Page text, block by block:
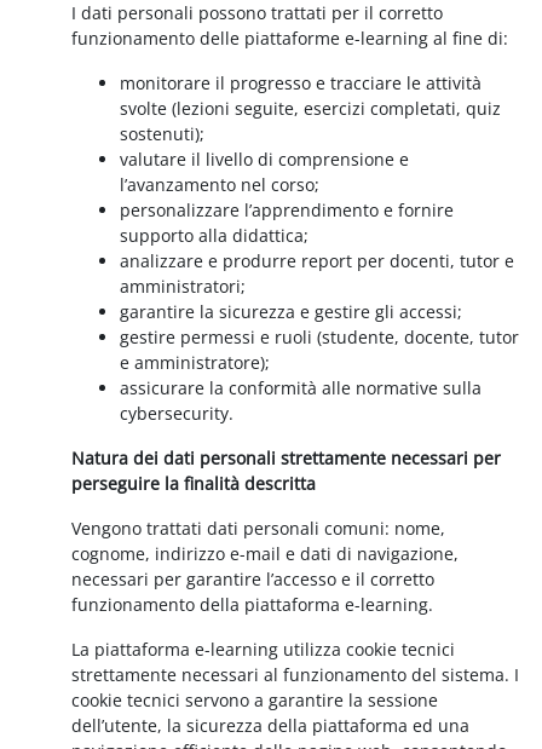
I dati personali possono trattati per il corretto
funzionamento delle piattaforme e-learning al fine di:
monitorare il progresso e tracciare le attività
svolte (lezioni seguite, esercizi completati, quiz
sostenuti);
valutare il livello di comprensione e
l’avanzamento nel corso;
personalizzare l’apprendimento e fornire
supporto alla didattica;
analizzare e produrre report per docenti, tutor e
amministratori;
garantire la sicurezza e gestire gli accessi;
gestire permessi e ruoli (studente, docente, tutor
e amministratore);
assicurare la conformità alle normative sulla
cybersecurity.
Natura dei dati personali strettamente necessari per
perseguire la finalità descritta
Vengono trattati dati personali comuni: nome,
cognome, indirizzo e-mail e dati di navigazione,
necessari per garantire l’accesso e il corretto
funzionamento della piattaforma e-learning.
La piattaforma e-learning utilizza cookie tecnici
strettamente necessari al funzionamento del sistema. I
cookie tecnici servono a garantire la sessione
dell’utente, la sicurezza della piattaforma ed una